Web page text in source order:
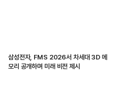
삼성전자, FMS 2026서 차세대 3D 메
모리 공개하며 미래 비전 제시